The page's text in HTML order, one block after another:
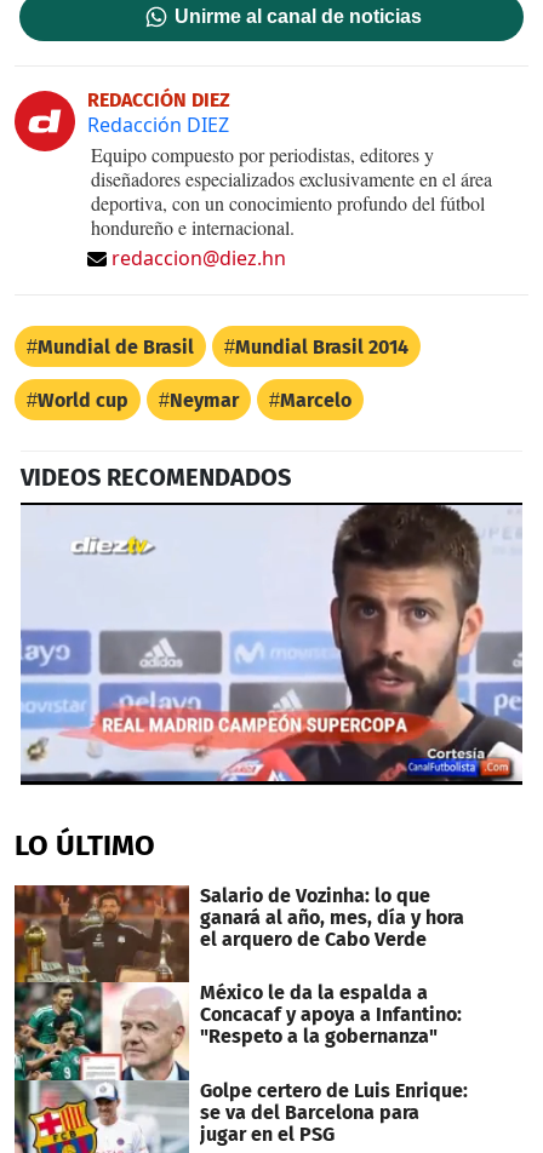
Unirme al canal de noticias
REDACCIÓN DIEZ
Redacción DIEZ
Equipo compuesto por periodistas, editores y
diseñadores especializados exclusivamente en el área
deportiva, con un conocimiento profundo del fútbol
hondureño e internacional.
redaccion@diez.hn
Mundial de Brasil Mundial Brasil 2014
World cup Neymar Marcelo
VIDEOS RECOMENDADOS
of
1
53
seconds
LO ÚLTIMO
Salario de Vozinha: lo que
ganará al año, mes, día y hora
el arquero de Cabo Verde
México le da la espalda a
Concacaf y apoya a Infantino:
"Respeto a la gobernanza"
Golpe certero de Luis Enrique:
se va del Barcelona para
jugar en el PSG